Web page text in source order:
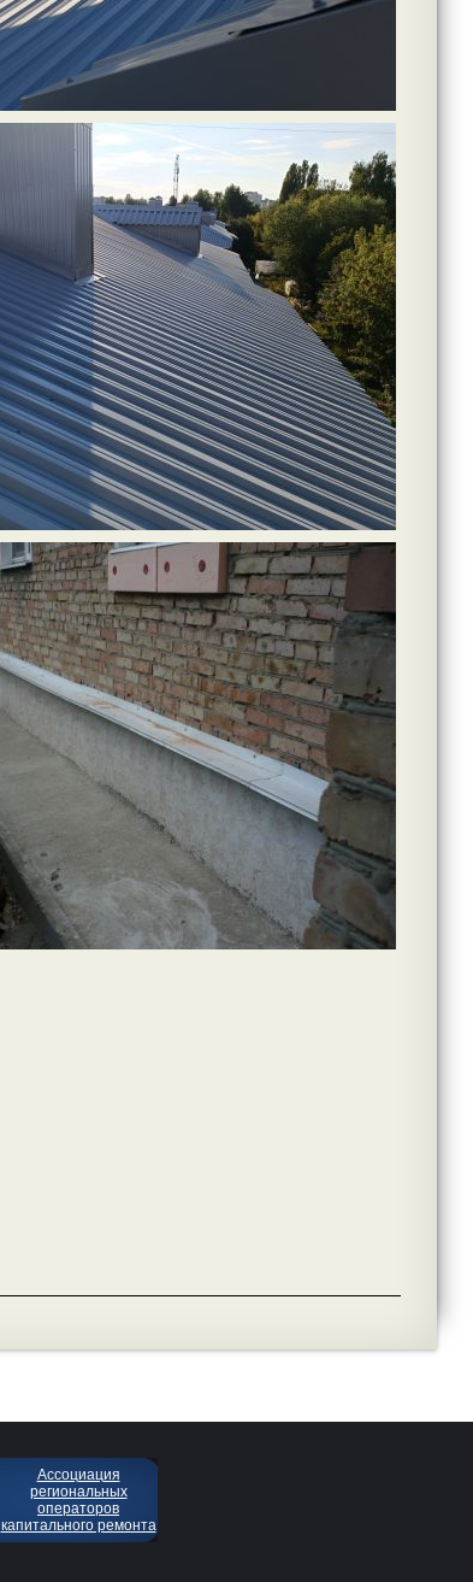
Ассоциация
региональных
операторов
капитального ремонта